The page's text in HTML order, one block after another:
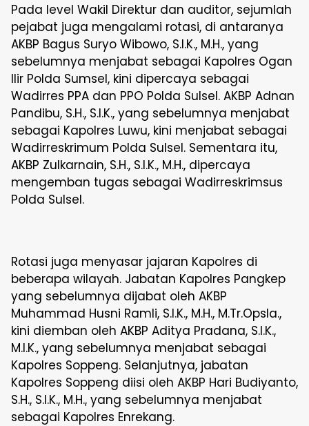
Pada level Wakil Direktur dan auditor, sejumlah
pejabat juga mengalami rotasi, di antaranya
AKBP Bagus Suryo Wibowo, S.I.K., M.H., yang
sebelumnya menjabat sebagai Kapolres Ogan
Ilir Polda Sumsel, kini dipercaya sebagai
Wadirres PPA dan PPO Polda Sulsel. AKBP Adnan
Pandibu, S.H., S.I.K., yang sebelumnya menjabat
sebagai Kapolres Luwu, kini menjabat sebagai
Wadirreskrimum Polda Sulsel. Sementara itu,
AKBP Zulkarnain, S.H., S.I.K., M.H., dipercaya
mengemban tugas sebagai Wadirreskrimsus
Polda Sulsel.
Rotasi juga menyasar jajaran Kapolres di
beberapa wilayah. Jabatan Kapolres Pangkep
yang sebelumnya dijabat oleh AKBP
Muhammad Husni Ramli, S.I.K., M.H., M.Tr.Opsla.,
kini diemban oleh AKBP Aditya Pradana, S.I.K.,
M.I.K., yang sebelumnya menjabat sebagai
Kapolres Soppeng. Selanjutnya, jabatan
Kapolres Soppeng diisi oleh AKBP Hari Budiyanto,
S.H., S.I.K., M.H., yang sebelumnya menjabat
sebagai Kapolres Enrekang.